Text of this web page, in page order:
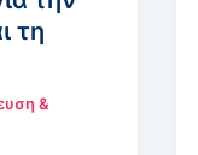
τη
&